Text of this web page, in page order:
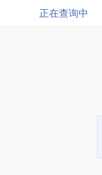
正在查询中